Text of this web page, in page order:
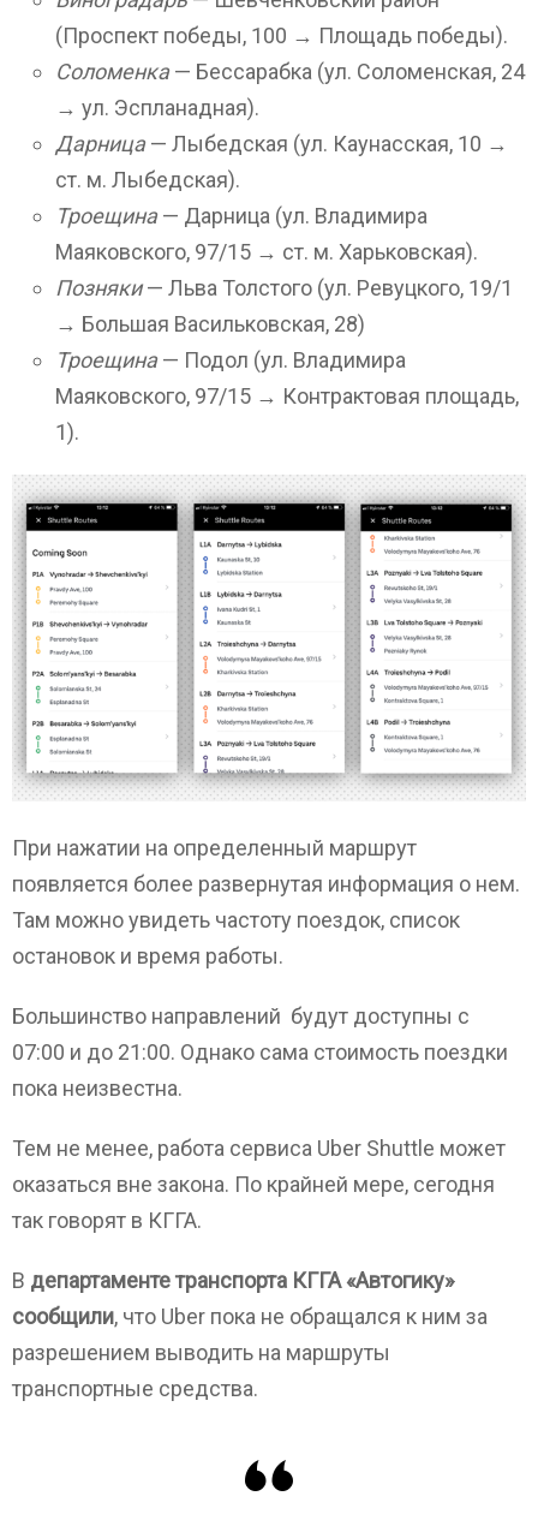
(Проспект победы, 100 → Площадь победы).
Соломенка— Бессарабка (ул. Соломенская, 24
→ ул. Эспланадная).
Дарница— Лыбедская (ул. Каунасская, 10 →
ст. м. Лыбедская).
Троещина— Дарница (ул. Владимира
Маяковского, 97/15 → ст. м. Харьковская).
Позняки— Льва Толстого (ул. Ревуцкого, 19/1
→ Большая Васильковская, 28)
Троещина— Подол (ул. Владимира
Маяковского, 97/15 → Контрактовая площадь,
1).
При нажатии на определенный маршрут
появляется более развернутая информация о нем.
Там можно увидеть частоту поездок, список
остановок и время работы.
Большинство направлений будут доступны с
07:00 и до 21:00. Однако сама стоимость поездки
пока неизвестна.
Тем не менее, работа сервиса Uber Shuttle может
оказаться вне закона. По крайней мере, сегодня
так говорят в КГГА.
В департаменте транспорта КГГА «Автогику»
сообщили, что Uber пока не обращался к ним за
разрешением выводить на маршруты
транспортные средства.